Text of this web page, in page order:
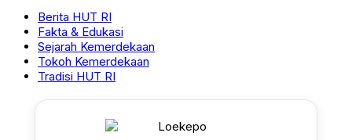
Berita HUT RI
Fakta & Edukasi
Sejarah Kemerdekaan
Tokoh Kemerdekaan
Tradisi HUT RI